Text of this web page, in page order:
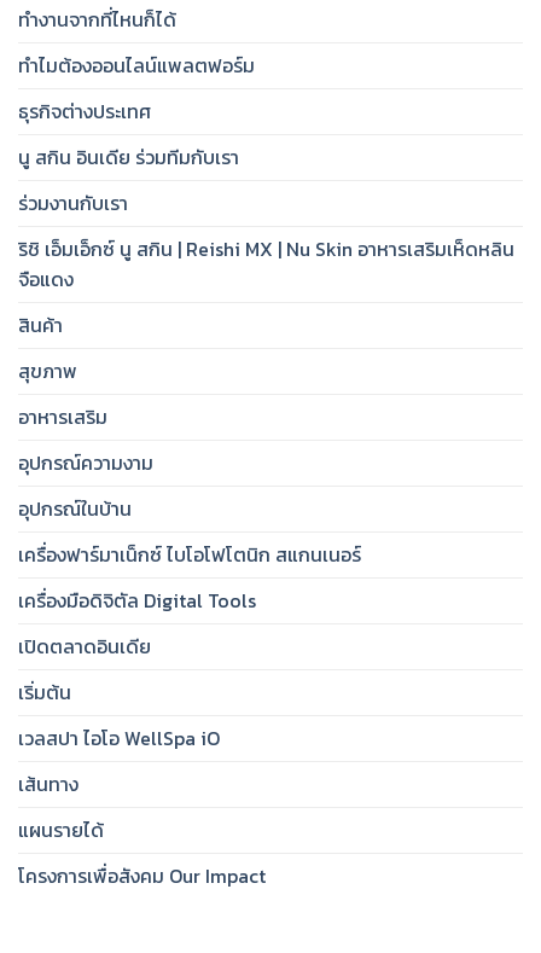
ทำงานจากที่ไหนก็ได้
ทำไมต้องออนไลน์แพลตฟอร์ม
ธุรกิจต่างประเทศ
นู สกิน อินเดีย ร่วมทีมกับเรา
ร่วมงานกับเรา
ริชิ เอ็มเอ็กซ์ นู สกิน | Reishi MX | Nu Skin อาหารเสริมเห็ดหลิน
จือแดง
สินค้า
สุขภาพ
อาหารเสริม
อุปกรณ์ความงาม
อุปกรณ์ในบ้าน
เครื่องฟาร์มาเน็กซ์ ไบโอโฟโตนิก สแกนเนอร์
เครื่องมือดิจิตัล Digital Tools
เปิดตลาดอินเดีย
เริ่มต้น
เวลสปา ไอโอ WellSpa iO
เส้นทาง
แผนรายได้
โครงการเพื่อสังคม Our Impact